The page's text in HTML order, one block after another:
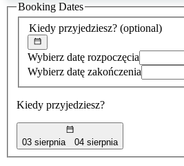
Kiedy przyjedziesz? (optional)
Wybierz datę rozpoczęcia
Wybierz datę zakończenia
Kiedy przyjedziesz?
03 sierpnia 04 sierpnia
Booking Dates